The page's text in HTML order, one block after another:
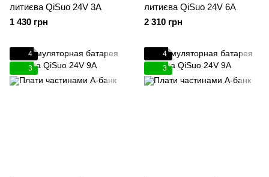
литиєва QiSuo 24V 3A
1 430 грн
литиєва QiSuo 24V 6A
2 310 грн
4
3
4
3